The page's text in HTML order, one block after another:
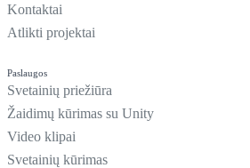
Kontaktai
Atlikti projektai
Paslaugos
Svetainių priežiūra
Žaidimų kūrimas su Unity
Video klipai
Svetainių kūrimas